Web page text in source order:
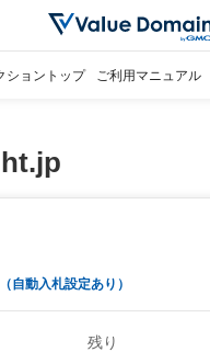
ショントップ ご利用マニュアル
（自動入札設定あり）
残り